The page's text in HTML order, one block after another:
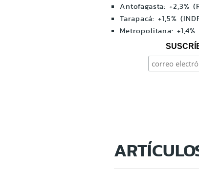
Antofagasta: +2,3%
Tarapacá: +1,5%
Metropolitana: +1,4%